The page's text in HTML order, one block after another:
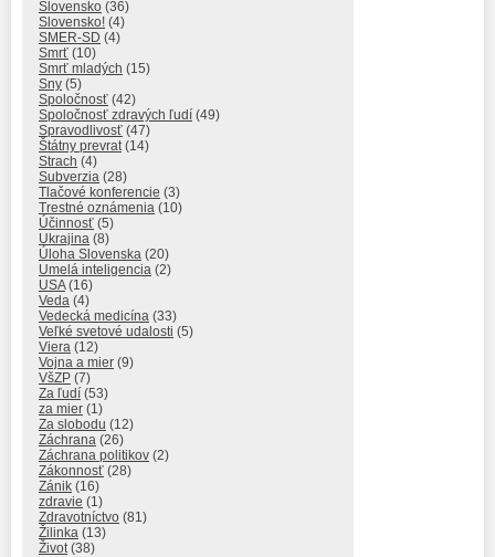
Slovensko (36)
Slovensko! (4)
SMER-SD (4)
Smrť (10)
Smrť mladých (15)
Sny (5)
Spoločnosť (42)
Spoločnosť zdravých ľudí (49)
Spravodlivosť (47)
Štátny prevrat (14)
Strach (4)
Subverzia (28)
Tlačové konferencie (3)
Trestné oznámenia (10)
Účinnosť (5)
Ukrajina (8)
Úloha Slovenska (20)
Umelá inteligencia (2)
USA(16)
Veda (4)
Vedecká medicína (33)
Veľké svetové udalosti (5)
Viera (12)
Vojna a mier (9)
VšZP (7)
Za ľudí (53)
za mier (1)
Za slobodu (12)
Záchrana (26)
Záchrana politikov (2)
Zákonnosť (28)
Zánik (16)
zdravie (1)
Zdravotníctvo (81)
Žilinka (13)
Život (38)